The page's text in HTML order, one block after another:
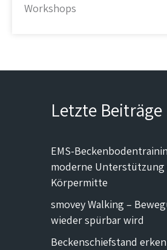
Workshops
Letzte Beiträge
EMS-
moderne Unterstützung
Körpermitte
smovey Walking –
wieder spürbar wird
Beckenschiefstand